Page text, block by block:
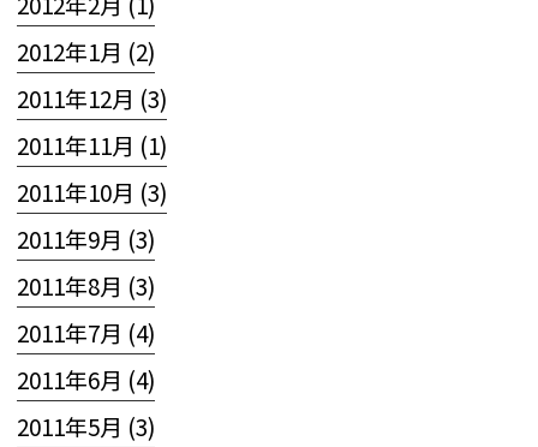
2012年1月 (2)
2011年12月 (3)
2011年11月 (1)
2011年10月 (3)
2011年9月 (3)
2011年8月 (3)
2011年7月 (4)
2011年6月 (4)
2011年5月 (3)